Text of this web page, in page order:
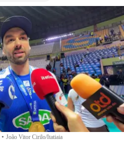
• João Vitor Cirilo/Itatiaia